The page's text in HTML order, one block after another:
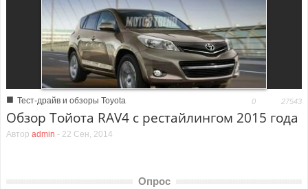
■ Тест-драйв и обзоры Toyota 0 27543
Обзор Тойота RAV4 с рестайлингом 2015 года
Автор admin - 22 Сен, 2014
Опрос